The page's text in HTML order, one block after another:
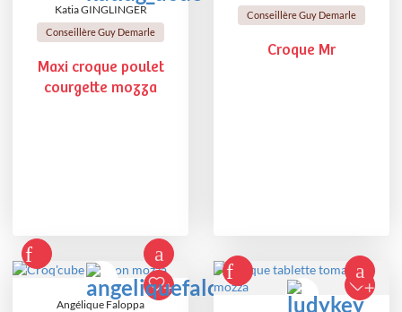
Katia GINGLINGER
Conseillère Guy Demarle
Maxi croque poulet
courgette mozza
Conseillère Guy Demarle
Croque Mr
Angélique Faloppa